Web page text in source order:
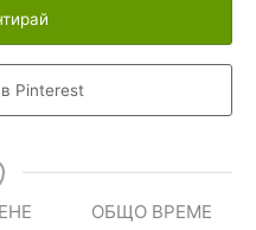
Pinterest
ОБЩО ВРЕМЕ